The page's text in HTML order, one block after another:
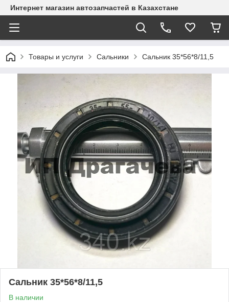
Интернет магазин автозапчастей в Казахстане
Товары и услуги Сальники Сальник 35*56*8/11,5
Сальник 35*56*8/11,5
В наличии